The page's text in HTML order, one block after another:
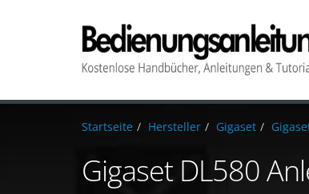
Startseite Hersteller Gigaset
Gigaset DL580